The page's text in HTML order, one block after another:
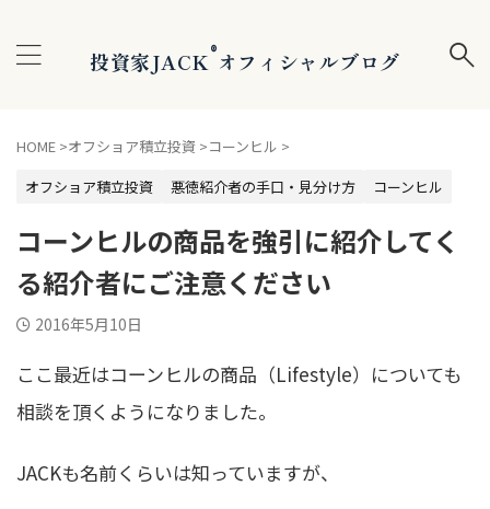
投資家JACK®オフィシャルブログ
HOME >オフショア積立投資 >コーンヒル >
オフショア積立投資
悪徳紹介者の手口・見分け方 コーンヒル
コーンヒルの商品を強引に紹介してく
る紹介者にご注意ください
2016年5月10日
ここ最近はコーンヒルの商品（Lifestyle）についても
相談を頂くようになりました。
JACKも名前くらいは知っていますが、